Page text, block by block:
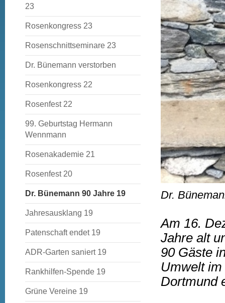
23
Rosenkongress 23
Rosenschnittseminare 23
Dr. Bünemann verstorben
Rosenkongress 22
Rosenfest 22
99. Geburtstag Hermann
Wennmann
Rosenakademie 21
Rosenfest 20
Dr. Bünemann 90 Jahre 19
Jahresausklang 19
Patenschaft endet 19
ADR-Garten saniert 19
Rankhilfen-Spende 19
Grüne Vereine 19
Dr.
Am 16.
Jahre alt
90 Gäste
Umwelt
Dortmund